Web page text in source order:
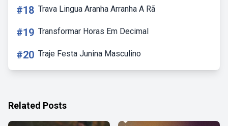
#18 Trava Lingua Aranha Arranha A Rã
#19 Transformar Horas Em Decimal
#20 Traje Festa Junina Masculino
Related Posts